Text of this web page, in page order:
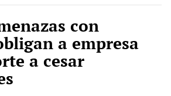
con
a empresa
a cesar